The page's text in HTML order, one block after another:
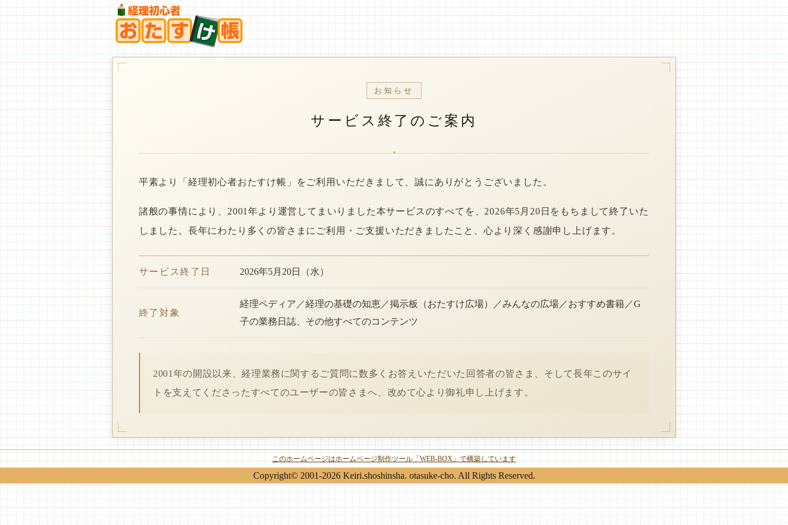
お知らせ
サービス終了のご案内
*
平素より「経理初心者おたすけ帳」をご利用いただきまして、誠にありがとうございました。
諸般の事情により、2001年より運営してまいりました本サービスのすべてを、2026年5月20日をもちまして終了いた
しました。長年にわたり多くの皆さまにご利用・ご支援いただきましたこと、心より深く感謝申し上げます。
サービス終了日 2026年5月20日（水）
終了対象
経理ペディア／経理の基礎の知恵／掲示板（おたすけ広場）／みんなの広場／おすすめ書籍／G
子の業務日誌、その他すべてのコンテンツ
2001年の開設以来、経理業務に関するご質問に数多くお答えいただいた回答者の皆さま、そして長年このサイ
トを支えてくださったすべてのユーザーの皆さまへ、改めて心より御礼申し上げます。
このホームページはホームページ制作ツール「WEB-BOX」で構築しています
Copyright© 2001-2026 Keiri.shoshinsha. otasuke-cho. All Rights Reserved.